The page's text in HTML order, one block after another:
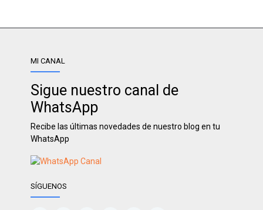
MI CANAL
Sigue nuestro canal de
WhatsApp
Recibe las últimas novedades de nuestro blog en tu
WhatsApp
SÍGUENOS